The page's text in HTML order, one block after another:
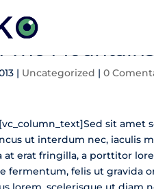
The
| Uncategorized |0
sit amet
ut interdum nec, iaculis
at erat fringilla, a porttitor
fermentum, felis ut gravida